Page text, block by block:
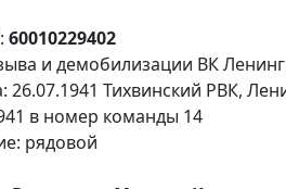
60010229402
и демобилизации ВК
Тихвинский РВК,
в номер команды 14
рядовой